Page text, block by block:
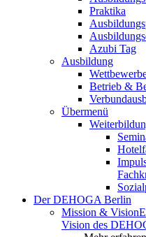
Praktika
Azubi Tag
Ausbildung
Betrieb &
Übermenü
Der DEHOGA Berlin
Mission & Vision
Vision des